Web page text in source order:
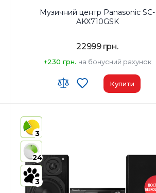
Музичний центр Panasonic SC-
AKX710GSK
22999 грн.
+230 грн. на бонусний рахунок
Купити
Країна-виробник товару:
AirPlay:Ні
USB:Так
Bluetooth:Так
3
24
3